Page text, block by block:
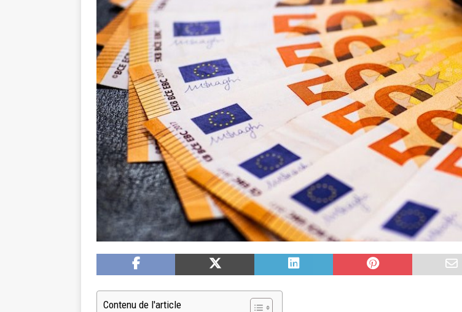
Contenu de l'article